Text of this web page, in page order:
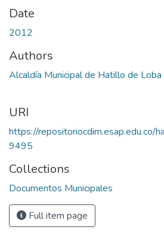
Date
2012
Authors
Alcaldía Municipal de Hatillo de
URI
https://
9495
Collections
Documentos Municipales
Full item page